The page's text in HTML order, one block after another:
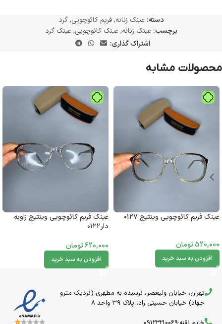
دسته: عینک زنانه, فریم کائوچویی, گرد
برچسب: عینک زنانه, عینک کائوچویی, عینک گرد
اشتراک گذاری:
محصولات مشابه
عینک فریم کائوچویی وینتیج ۰۱۲۷
520,000تومان
افزودن به سبد خرید
عینک فریم کائوچویی وینتیج زاویه
دار۰۱۲۲
620,000تومان
افزودن به سبد خرید
تهران، خیابان ولیعصر، نرسیده به مطهری (نزدیک مترو
جهاد) خیابان حسینی راد، پلاک ۳۹ واحد 8